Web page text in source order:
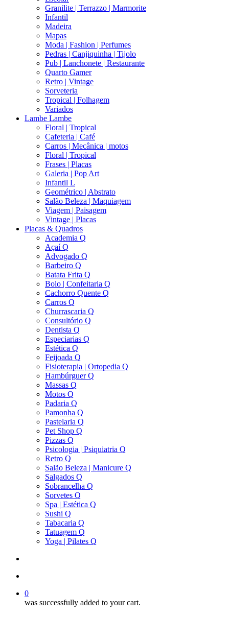
Granilite | Terrazzo | Marmorite
Infantil
Madeira
Mapas
Moda | Fashion | Perfumes
Pedras | Canjiquinha | Tijolo
Pub | Lanchonete | Restaurante
Quarto Gamer
Retro | Vintage
Sorveteria
Tropical | Folhagem
Variados
Lambe Lambe
Floral | Tropical
Cafeteria | Café
Carros | Mecânica | motos
Floral | Tropical
Frases | Placas
Galeria | Pop Art
Infantil L
Geométrico | Abstrato
Salão Beleza | Maquiagem
Viagem | Paisagem
Vintage | Placas
Placas & Quadros
Academia Q
Açaí Q
Advogado Q
Barbeiro Q
Batata Frita Q
Bolo | Confeitaria Q
Cachorro Quente Q
Carros Q
Churrascaria Q
Consultório Q
Dentista Q
Especiarias Q
Estética Q
Feijoada Q
Fisioterapia | Ortopedia Q
Hambúrguer Q
Massas Q
Motos Q
Padaria Q
Pamonha Q
Pastelaria Q
Pet Shop Q
Pizzas Q
Psicologia | Psiquiatria Q
Retro Q
Salão Beleza | Manicure Q
Salgados Q
Sobrancelha Q
Sorvetes Q
Spa | Estética Q
Sushi Q
Tabacaria Q
Tatuagem Q
Yoga | Pilates Q
0
was successfully added to your cart.